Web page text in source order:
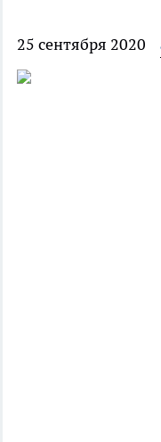
25 сентября 2020